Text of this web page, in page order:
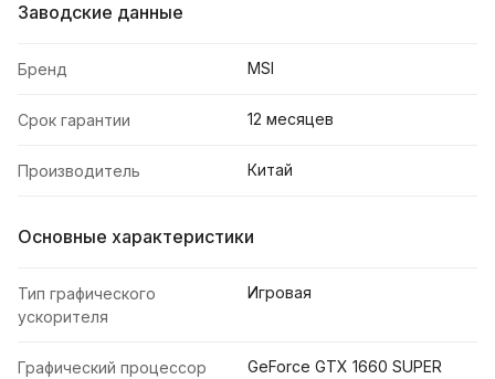
Заводские данные
Бренд MSI
Срок гарантии 12 месяцев
Производитель Китай
Основные характеристики
Тип графического
ускорителя
Игровая
Графический процессор GeForce GTX 1660 SUPER